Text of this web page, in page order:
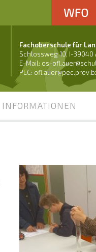
Fachoberschule für
Schlossweg 10, I-39040
E-Mail: os-
PEC:
INFORMATIONEN